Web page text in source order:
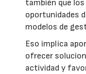
también que
oportunidades
modelos de
Eso implica
ofrecer
actividad y